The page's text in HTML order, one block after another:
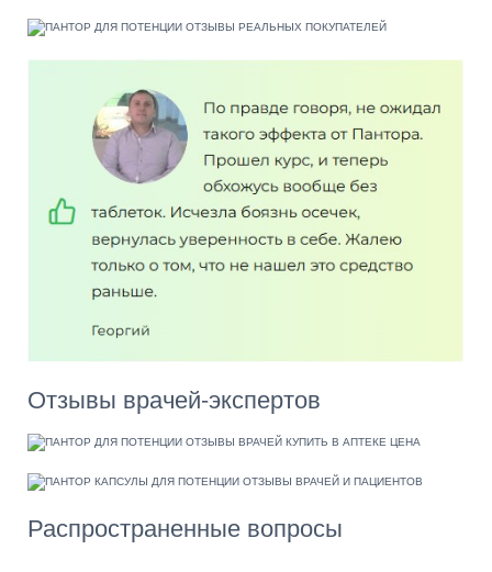
Отзывы врачей-экспертов
Распространенные вопросы